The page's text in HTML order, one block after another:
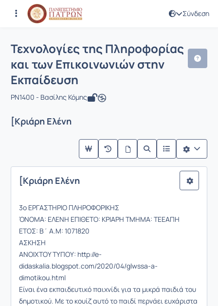
Σύνδεση
Μάθημα : Τεχνολογίες της
Κωδικός : PN1400
Τεχνολογίες της Πληροφορίας
και των Επικοινωνιών στην
Εκπαίδευση
PN1400 - Βασίλης Κόμης
[Κριάρη Ελένη
[Κριάρη Ελένη
3ο ΕΡΓΑΣΤΗΡΙΟ ΠΛΗΡΟΦΟΡΙΚΗΣ
ΌΝΟΜΑ: ΕΛΕΝΗ ΕΠΙΘΕΤΟ: ΚΡΙΑΡΗ ΤΜΗΜΑ: ΤΕΕΑΠΗ
ΕΤΟΣ: Β΄ Α.Μ: 1071820
ΑΣΚΗΣΗ
ΑΝΟΙΧΤΟΥ ΤΥΠΟΥ: http://e-
didaskalia.blogspot.com/2020/04/glwssa-a-
dimotikou.html
Είναι ένα εκπαιδευτικό παιχνίδι για τα μικρά παιδιά του
δημοτικού. Με το κουίζ αυτό το παιδί περνάει ευχάριστα